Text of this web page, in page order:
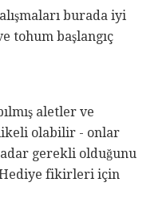
burada iyi
tohum başlangıç
aletler ve
olabilir - onlar
gerekli olduğunu
fikirleri için